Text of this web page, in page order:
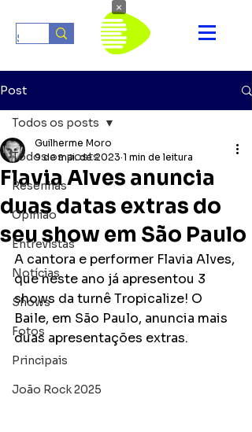
Post
Todos os posts
Resenhas
Opinião
Entrevistas
Notícias
Shows
Fotos
Principais
João Rock 2025
Todos os posts
Flavia Alves anuncia
duas datas extras do
seu show em São Paulo
Guilherme Moro
9 de mai. de 2023 1 min de leitura
A cantora e performer Flavia Alves,
que neste ano já apresentou 3
shows da turnê Tropicalize! O
Baile, em São Paulo, anuncia mais
duas apresentações extras.
×